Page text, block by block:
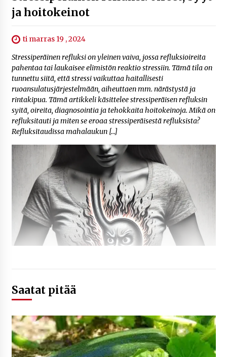
ja hoitokeinot
ti marras 19 , 2024
Stressiperäinen refluksi on yleinen vaiva, jossa refluksioireita
pahentaa tai laukaisee elimistön reaktio stressiin. Tämä tila on
tunnettu siitä, että stressi vaikuttaa haitallisesti
ruoansulatusjärjestelmään, aiheuttaen mm. närästystä ja
rintakipua. Tämä artikkeli käsittelee stressiperäisen refluksin
syitä, oireita, diagnosointia ja tehokkaita hoitokeinoja. Mikä on
refluksitauti ja miten se eroaa stressiperäisestä refluksista?
Refluksitaudissa mahalaukun […]
Saatat pitää